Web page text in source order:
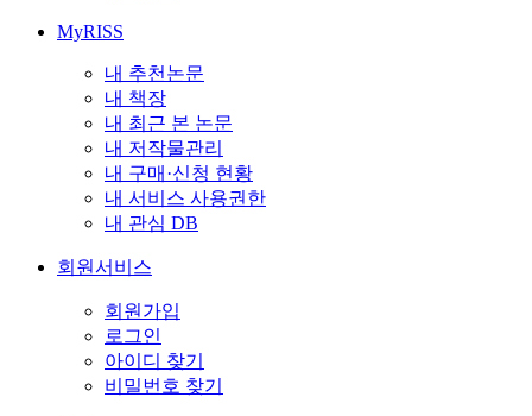
MyRISS
내 추천논문
내 책장
내 최근 본 논문
내 저작물관리
내 구매·신청 현황
내 서비스 사용권한
내 관심 DB
회원서비스
회원가입
로그인
아이디 찾기
비밀번호 찾기